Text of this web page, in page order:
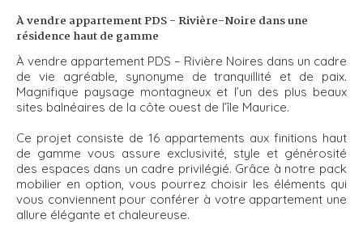
À vendre appartement PDS - Rivière-Noire dans une
résidence haut de gamme
À vendre appartement PDS – Rivière Noires dans un cadre
de vie agréable, synonyme de tranquillité et de paix.
Magnifique paysage montagneux et l’un des plus beaux
sites balnéaires de la côte ouest de l’île Maurice.
Ce projet consiste de 16 appartements aux finitions haut
de gamme vous assure exclusivité, style et générosité
des espaces dans un cadre privilégié. Grâce à notre pack
mobilier en option, vous pourrez choisir les éléments qui
vous conviennent pour conférer à votre appartement une
allure élégante et chaleureuse.